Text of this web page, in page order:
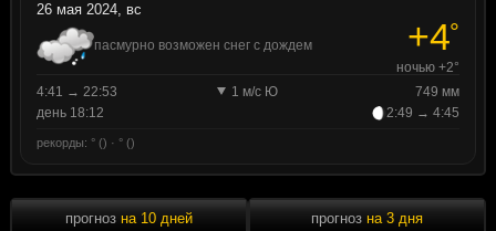
26 мая 2024, вс
пасмурно возможен снег с дождем +4°
ночью +2°
4:41 → 22:53
1 м/с Ю
749 мм
день 18:12
2:49 → 4:45
рекорды: ° () · ° ()
прогноз на 10 дней прогноз на 3 дня